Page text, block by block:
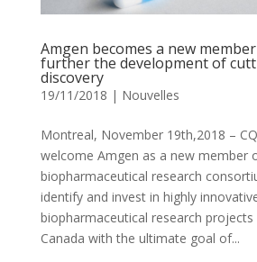
Amgen becomes a new
further the development of
discovery
19/11/2018 | Nouvelles
Montreal, November 19th,2018 –
welcome Amgen as a new member
biopharmaceutical research
identify and invest in highly
biopharmaceutical research projects
Canada with the ultimate goal of...